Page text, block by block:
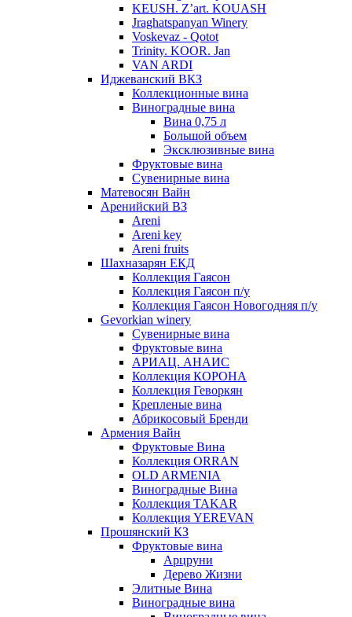
KEUSH. Z’art. KOUASH
Jraghatspanyan Winery
Voskevaz - Qotot
Trinity. KOOR. Jan
VAN ARDI
Иджеванский ВКЗ
Коллекционные вина
Виноградные вина
Вина 0,75 л
Большой объем
Эксклюзивные вина
Фруктовые вина
Cувенирные вина
Матевосян Вайн
Аренийский ВЗ
Areni
Areni key
Areni fruits
Шахназарян ЕКД
Коллекция Гаясон
Коллекция Гаясон п/у
Коллекция Гаясон Новогодняя п/у
Gevorkian winery
Сувенирные вина
Фруктовые вина
АРИАЦ. АНАИС
Коллекция КОРОНА
Коллекция Геворкян
Крепленые вина
Абрикосовый Бренди
Армения Вайн
Фруктовые Вина
Коллекция ORRAN
OLD ARMENIA
Виноградные Вина
Коллекция TAKAR
Коллекция YEREVAN
Прошянский КЗ
Фруктовые вина
Арцруни
Дерево Жизни
Элитные Вина
Виноградные вина